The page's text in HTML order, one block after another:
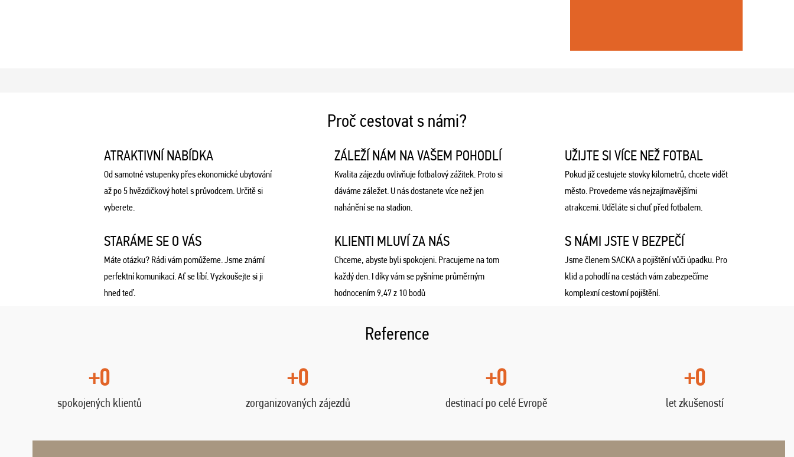
Proč cestovat s námi?
ATRAKTIVNÍ NABÍDKA
Od samotné vstupenky přes ekonomické ubytování
až po 5 hvězdičkový hotel s průvodcem. Určitě si
vyberete.
ZÁLEŽÍ NÁM NA VAŠEM POHODLÍ
Kvalita zájezdu ovlivňuje fotbalový zážitek. Proto si
dáváme záležet. U nás dostanete více než jen
nahánění se na stadion.
UŽIJTE SI VÍCE NEŽ FOTBAL
Pokud již cestujete stovky kilometrů, chcete vidět
město. Provedeme vás nejzajímavějšími
atrakcemi. Uděláte si chuť před fotbalem.
STARÁME SE O VÁS
Máte otázku? Rádi vám pomůžeme. Jsme známí
perfektní komunikací. Ať se líbí. Vyzkoušejte si ji
hned teď.
KLIENTI MLUVÍ ZA NÁS
Chceme, abyste byli spokojeni. Pracujeme na tom
každý den. I díky vám se pyšníme průměrným
hodnocením 9,47 z 10 bodů
S NÁMI JSTE V BEZPEČÍ
Jsme členem SACKA a pojištění vůči úpadku. Pro
klid a pohodlí na cestách vám zabezpečíme
komplexní cestovní pojištění.
Reference
+0
spokojených klientů
+0
zorganizovaných zájezdů
+0
destinací po celé Evropě
+0
let zkušeností